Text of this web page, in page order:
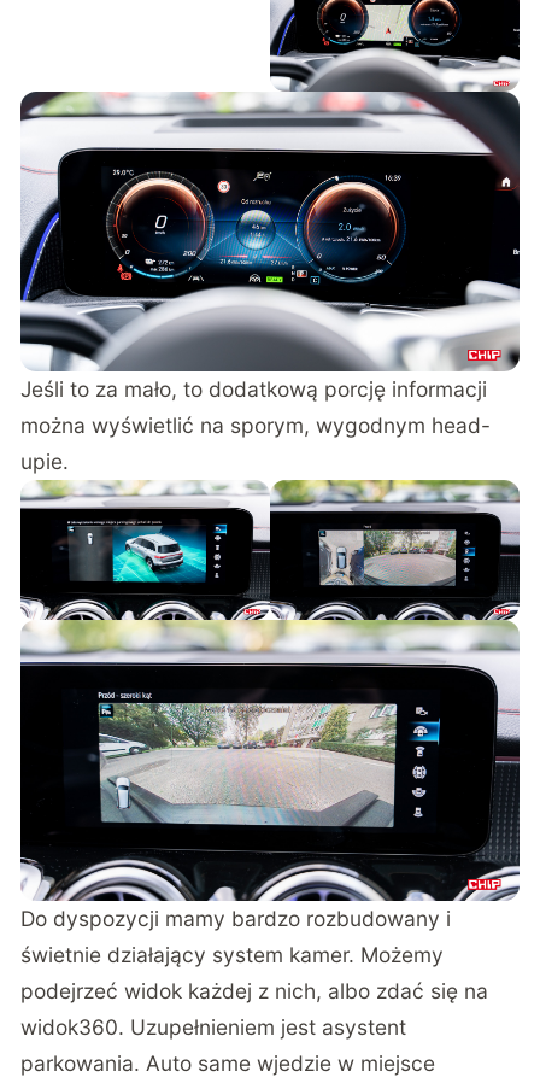
Jeśli to za mało, to dodatkową porcję informacji
można wyświetlić na sporym, wygodnym head-
upie.
Do dyspozycji mamy bardzo rozbudowany i